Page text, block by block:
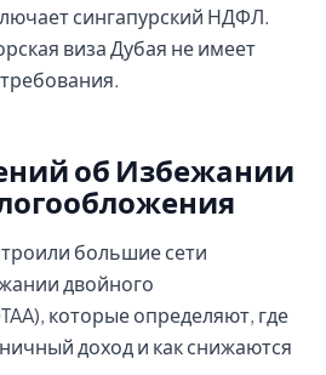
сингапурский НДФЛ.
виза Дубая не имеет
об Избежании
большие сети
двойного
которые определяют, где
доход и как снижаются